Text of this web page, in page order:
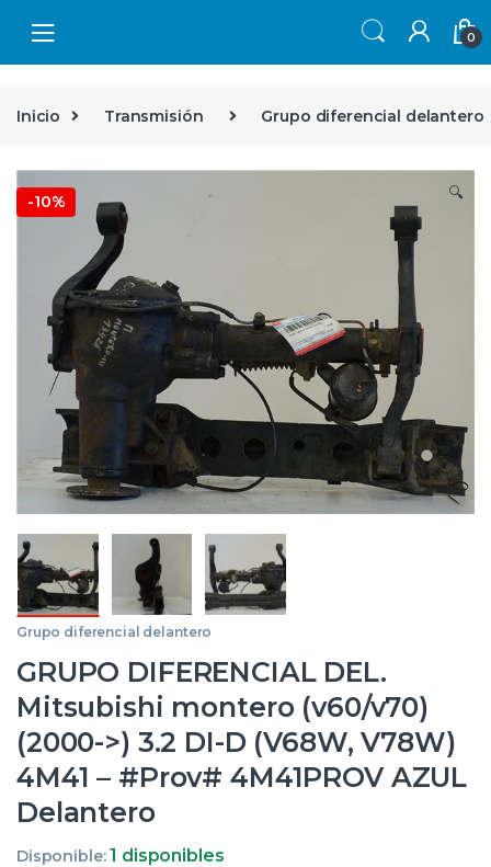
0
Inicio Transmisión Grupo diferencial delantero
-10% 🔍
Grupo diferencial delantero
GRUPO DIFERENCIAL DEL.
Mitsubishi montero (v60/v70)
(2000->) 3.2 DI-D (V68W, V78W)
4M41 – #Prov# 4M41PROV AZUL
Delantero
Disponible:1 disponibles